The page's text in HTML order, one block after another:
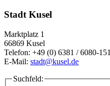
Stadt Kusel
Marktplatz 1
66869 Kusel
Telefon: +49 (0) 6381 / 6080-151
E-Mail: stadt@kusel.de
Suchfeld: